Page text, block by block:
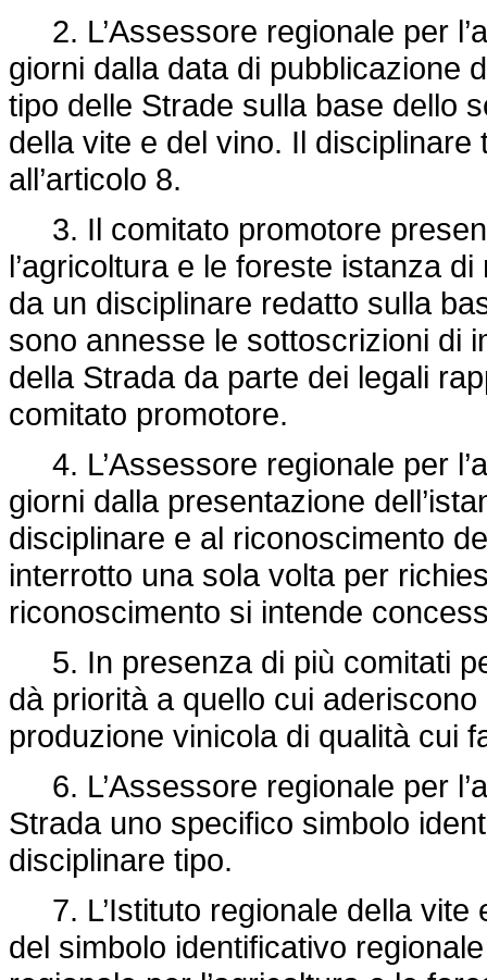
2. L’Assessore regionale per
giorni dalla data di pubblicazione
tipo delle Strade sulla base dello
della vite e del vino. Il
all’articolo 8.
3. Il comitato promotore
l’agricoltura e le foreste istanza
da un disciplinare redatto sulla
sono annesse le sottoscrizioni di
della Strada da parte dei legali
comitato promotore.
4. L’Assessore regionale per
giorni dalla presentazione
disciplinare e al riconoscimento
interrotto una sola volta per
riconoscimento si intende
5. In presenza di più comitati
dà priorità a quello cui
produzione vinicola di qualità cui
6. L’Assessore regionale per
Strada uno specifico simbolo
disciplinare tipo.
7. L’Istituto regionale della vite
del simbolo identificativo